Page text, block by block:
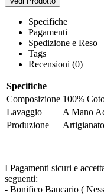
Specifiche
Pagamenti
Spedizione e Reso
Tags
Recensioni (0)
Specifiche
Composizione 100%
Lavaggio
A Mano
Produzione
I Pagamenti sicuri e
seguenti:
- Bonifico Bancario (